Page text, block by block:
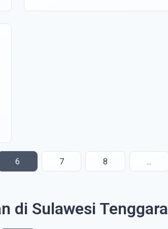
6 7 8 ...
di Sulawesi Tenggara